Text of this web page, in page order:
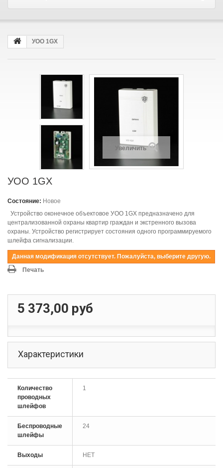
УОО 1GX
Увеличить
УОО 1GX
Состояние: Новое
Устройство оконечное объектовое УОО 1GX предназначено для
централизованной охраны квартир граждан и экстренного вызова
охраны. Устройство регистрирует состояния одного программируемого
шлейфа сигнализации.
Данная модификация отсутствует. Пожалуйста, выберите другую.
Печать
5 373,00 руб
Характеристики
Количество
проводных
шлейфов
1
Беспроводные
шлейфы
24
Выходы НЕТ